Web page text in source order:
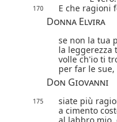
170 E che ragioni
Donna Elvira
se non la tua
la leggerezza
volle ch'io ti
per far le
Don Giovanni
175
siate più
a cimento
al labbro mio,